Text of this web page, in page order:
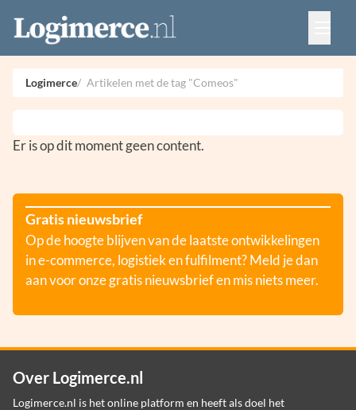
Vacatures
Events
Adverteren
Partners
Logimerce Artikelen met de tag "Comeos"
Er is op dit moment geen content.
Gratis nieuwsbrief
Op de hoogte blijven van de laatste ontwikkelingen
in e-commerce, logistiek en fulfilment? Meld je dan
aan voor onze gratis nieuwsbrief en mis niets meer.
Over Logimerce.nl
Logimerce.nl is het online platform en heeft als doel het